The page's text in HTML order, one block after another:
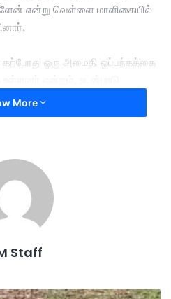
என்று வெள்ளை மாளிகையில்
ஒரு அமைதி ஒப்பந்தத்தை
புதிய தாக்குதலை அமெரிக்கா
தொடங்கிய
கொண்டுவருவதில்
எதிர்கொண்டுள்ளது.
கூறிவந்தாலும், அதே
என்று தொடர்ந்து
More
Staff